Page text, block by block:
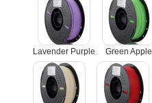
Lavender Purple Green Apple